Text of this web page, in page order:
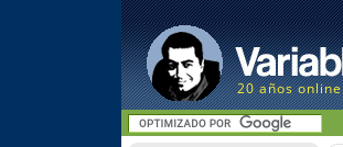
20 años online